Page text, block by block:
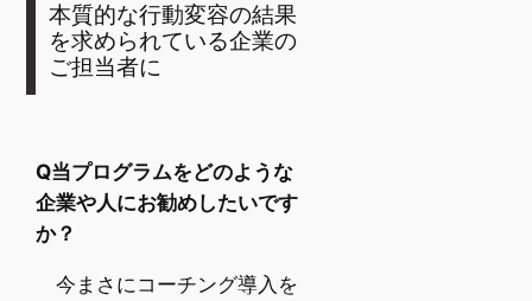
本質的な行動変容の結果
を求められている企業の
ご担当者に
Q当プログラムをどのような
企業や人にお勧めしたいです
か？
今まさにコーチング導入を